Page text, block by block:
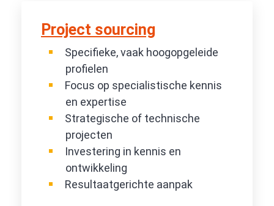
Project sourcing
Specifieke, vaak hoogopgeleide
profielen
Focus op specialistische kennis
en expertise
Strategische of technische
projecten
Investering in kennis en
ontwikkeling
Resultaatgerichte aanpak